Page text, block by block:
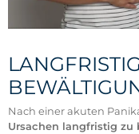
Nach einer akuten
Ursachen langfristig zu